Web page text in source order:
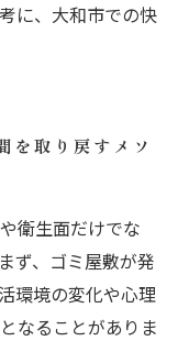
に、大和市での快
を取り戻すメソ
衛生面だけでな
ず、ゴミ屋敷が発
環境の変化や心理
なることがありま